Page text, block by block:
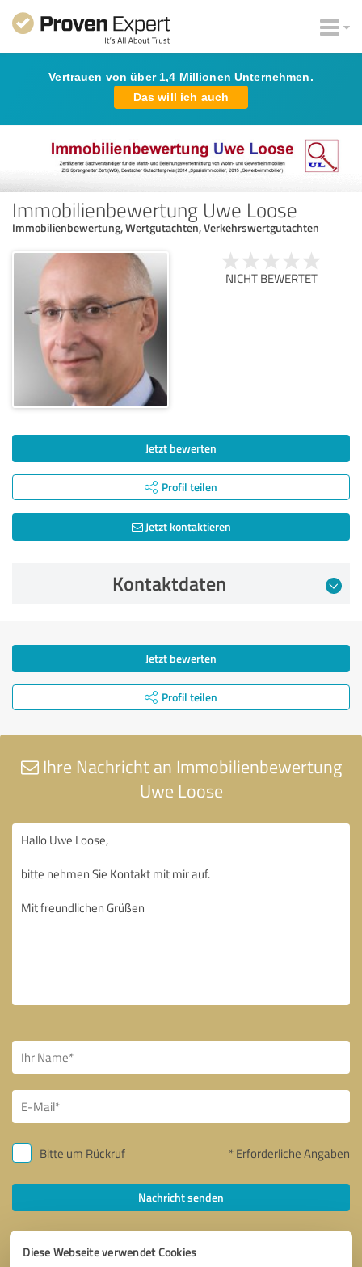
Diese Webseite verwendet Cookies
Vertrauen von über 1,4 Millionen Unternehmen.
Das will ich auch
Immobilienbewertung Uwe Loose
Immobilienbewertung, Wertgutachten, Verkehrswertgutachten
NICHT BEWERTET
Jetzt bewerten
Profil teilen
Jetzt kontaktieren
Kontaktdaten
Jetzt bewerten
Profil teilen
Ihre Nachricht an Immobilienbewertung
Uwe Loose
Bitte um Rückruf * Erforderliche Angaben
Nachricht senden
Ich stimme den